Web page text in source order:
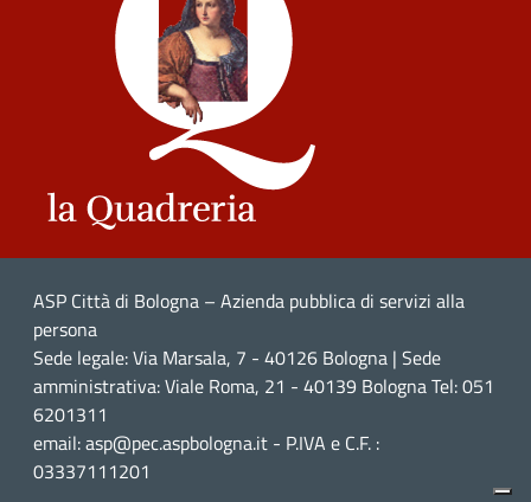
ASP Città di Bologna – Azienda pubblica di servizi alla
persona
Sede legale: Via Marsala, 7 - 40126 Bologna | Sede
amministrativa: Viale Roma, 21 - 40139 Bologna Tel: 051
6201311
email: asp@pec.aspbologna.it - P.IVA e C.F. :
03337111201